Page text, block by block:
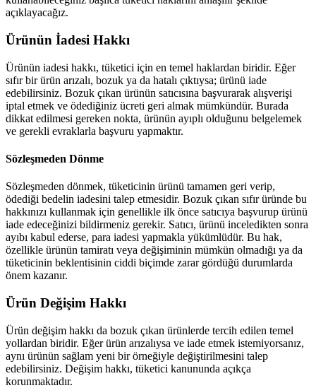
açıklayacağız.
Ürünün İadesi Hakkı
Ürünün iadesi hakkı, tüketici için en temel haklardan biridir. Eğer
sıfır bir ürün arızalı, bozuk ya da hatalı çıktıysa; ürünü iade
edebilirsiniz. Bozuk çıkan ürünün satıcısına başvurarak alışverişi
iptal etmek ve ödediğiniz ücreti geri almak mümkündür. Burada
dikkat edilmesi gereken nokta, ürünün ayıplı olduğunu belgelemek
ve gerekli evraklarla başvuru yapmaktır.
Sözleşmeden Dönme
Sözleşmeden dönmek, tüketicinin ürünü tamamen geri verip,
ödediği bedelin iadesini talep etmesidir. Bozuk çıkan sıfır üründe bu
hakkınızı kullanmak için genellikle ilk önce satıcıya başvurup ürünü
iade edeceğinizi bildirmeniz gerekir. Satıcı, ürünü inceledikten sonra
ayıbı kabul ederse, para iadesi yapmakla yükümlüdür. Bu hak,
özellikle ürünün tamiratı veya değişiminin mümkün olmadığı ya da
tüketicinin beklentisinin ciddi biçimde zarar gördüğü durumlarda
önem kazanır.
Ürün Değişim Hakkı
Ürün değişim hakkı da bozuk çıkan ürünlerde tercih edilen temel
yollardan biridir. Eğer ürün arızalıysa ve iade etmek istemiyorsanız,
aynı ürünün sağlam yeni bir örneğiyle değiştirilmesini talep
edebilirsiniz. Değişim hakkı, tüketici kanununda açıkça
korunmaktadır.